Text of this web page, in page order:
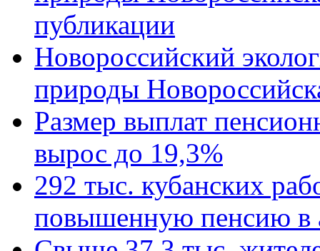
публикации
Новороссийский
природы
Размер выплат
вырос до 19,3%
292 тыс. кубанских
повышенную пенсию в